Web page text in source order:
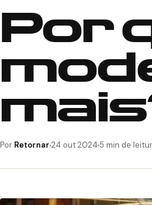
Por
Por Retornar 24 out 2024 5 min de